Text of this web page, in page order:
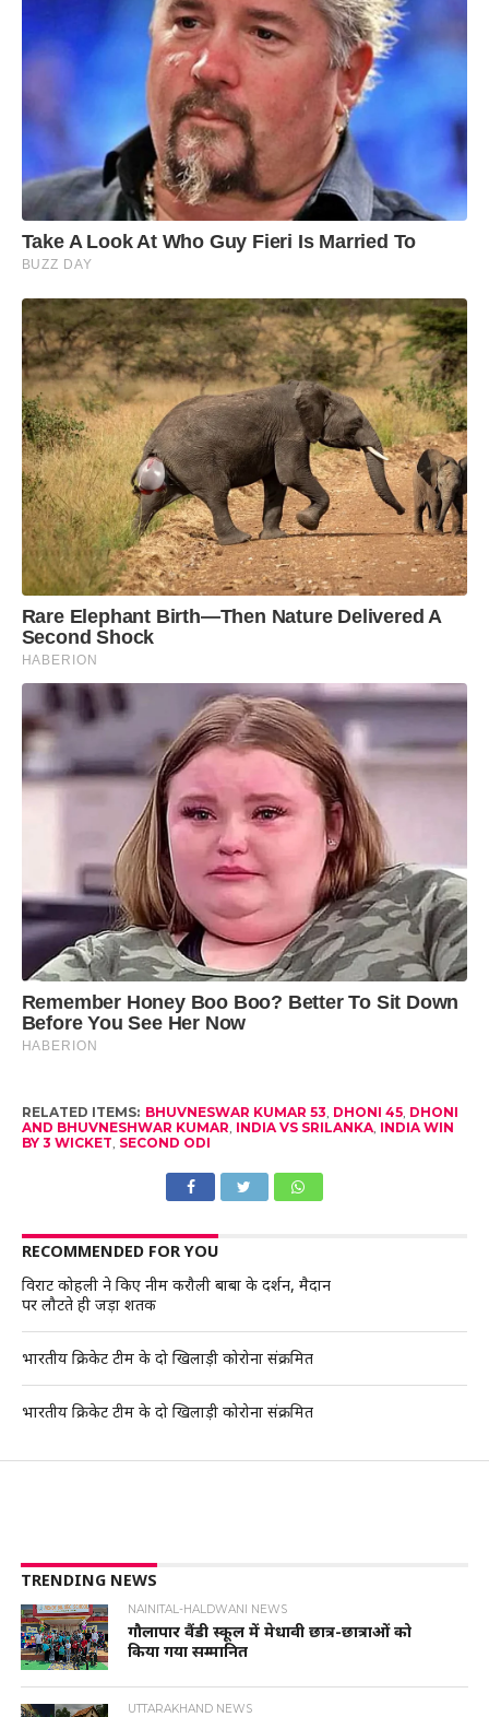
RELATED ITEMS: BHUVNESWAR KUMAR 53 DHONI 45, DHONI
AND BHUVNESHWAR KUMAR INDIA VS SRILANKA, INDIA WIN
BY 3 WICKET SECOND ODI
RECOMMENDED FOR YOU
विराट कोहली ने किए नीम करौली बाबा के दर्शन, मैदान
पर लौटते ही जड़ा शतक
भारतीय क्रिकेट टीम के दो खिलाड़ी कोरोना संक्रमित
भारतीय क्रिकेट टीम के दो खिलाड़ी कोरोना संक्रमित
TRENDING NEWS
NAINITAL-HALDWANI NEWS
गौलापार वैंडी स्कूल में मेधावी छात्र-छात्राओं को
किया गया सम्मानित
UTTARAKHAND NEWS